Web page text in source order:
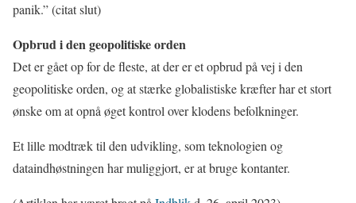
panik.” (citat slut)
Opbrud i den geopolitiske orden
Det er gået op for de fleste, at der er et opbrud på vej i den
geopolitiske orden, og at stærke globalistiske kræfter har et stort
ønske om at opnå øget kontrol over klodens befolkninger.
Et lille modtræk til den udvikling, som teknologien og
dataindhøstningen har muliggjort, er at bruge kontanter.